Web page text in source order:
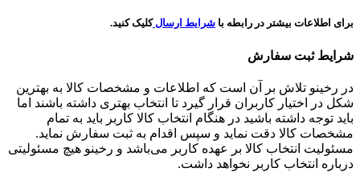
برای اطلاعات بیشتر در رابطه با شرایط ارسال کلیک کنید.
شرایط ثبت سفارش
در رخینو تلاش بر آن است که اطلاعات و مشخصات کالا به بهترین
شکل در اختیار کاربران قرار گیرد تا انتخاب بهتری داشته باشند اما
باید توجه داشته باشید در هنگام انتخاب کالا کاربر باید به تمام
مشخصات کالا دقت نماید و سپس اقدام به ثبت سفارش نماید.
مسئولیت انتخاب کالا بر عهده کاربر می‌باشد و رخینو هیچ مسئولیتی
درباره انتخاب کاربر نخواهد داشت.